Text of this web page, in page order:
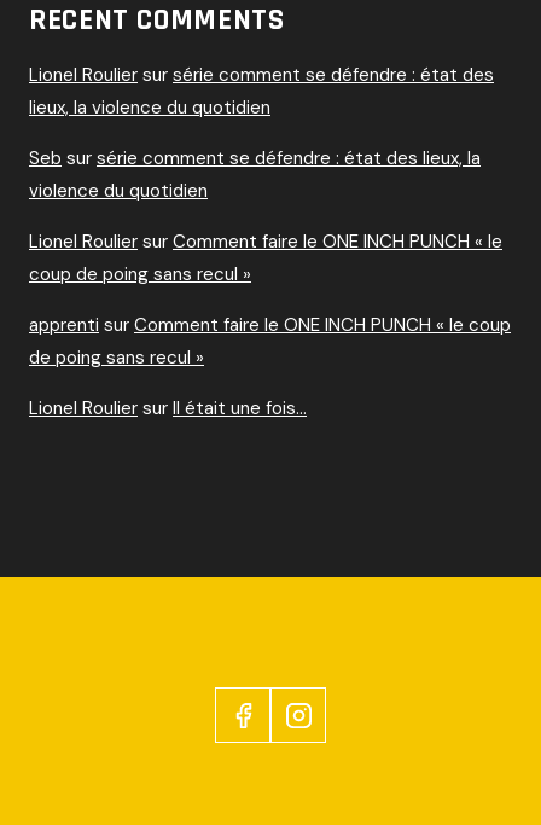
RECENT COMMENTS
Lionel Roulier sur série comment se défendre : état des
lieux, la violence du quotidien
Seb sur série comment se défendre : état des lieux, la
violence du quotidien
Lionel Roulier sur Comment faire le ONE INCH PUNCH « le
coup de poing sans recul »
apprenti sur Comment faire le ONE INCH PUNCH « le coup
de poing sans recul »
Lionel Roulier sur Il était une fois…